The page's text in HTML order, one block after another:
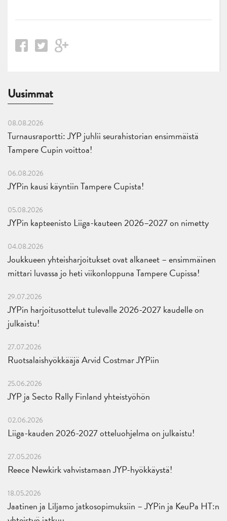
Uusimmat
08.08.2026
Turnausraportti: JYP juhlii seurahistorian ensimmäistä
Tampere Cupin voittoa!
06.08.2026
JYPin kausi käyntiin Tampere Cupista!
05.08.2026
JYPin kapteenisto Liiga-kauteen 2026–2027 on nimetty
04.08.2026
Joukkueen yhteisharjoitukset ovat alkaneet – ensimmäinen
mittari luvassa jo heti viikonloppuna Tampere Cupissa!
29.07.2026
JYPin harjoitusottelut tulevalle 2026-2027 kaudelle on
julkaistu!
27.07.2026
Ruotsalaishyökkääjä Arvid Costmar JYPiin
25.06.2026
JYP ja Secto Rally Finland yhteistyöhön
02.06.2026
Liiga-kauden 2026-2027 otteluohjelma on julkaistu!
27.05.2026
Reece Newkirk vahvistamaan JYP-hyökkäystä!
18.05.2026
Jaatinen ja Liljamo jatkosopimuksiin – JYPin ja KeuPa HT:n